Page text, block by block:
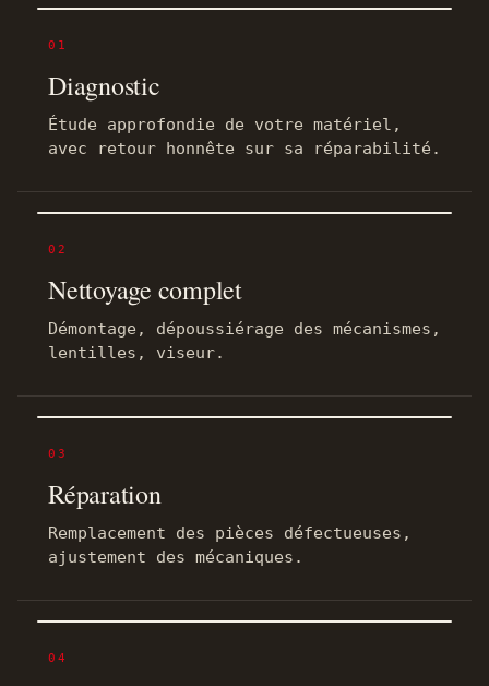
01
Diagnostic
Étude approfondie de votre matériel,
avec retour honnête sur sa réparabilité.
02
Nettoyage complet
Démontage, dépoussiérage des mécanismes,
lentilles, viseur.
03
Réparation
Remplacement des pièces défectueuses,
ajustement des mécaniques.
04